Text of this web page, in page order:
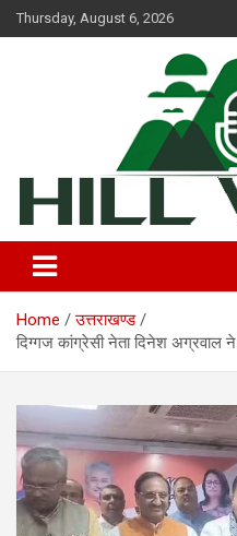
Skip
to
Thursday, August 6, 2026
Hill Voice
Home
उत्तराखण्ड
दिग्गज कांग्रेसी नेता दिनेश अग्रवाल ने